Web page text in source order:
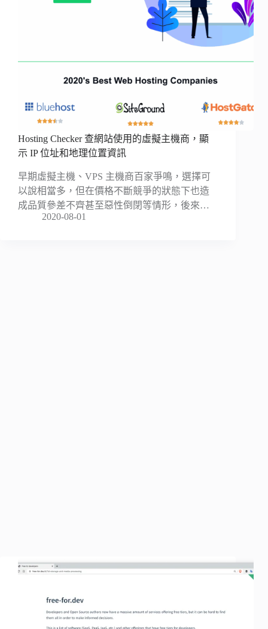
Hosting Checker 查網站使用的虛擬主機商，顯
示 IP 位址和地理位置資訊
早期虛擬主機、VPS 主機商百家爭鳴，選擇可
以說相當多，但在價格不斷競爭的狀態下也造
成品質參差不齊甚至惡性倒閉等情形，後來…
2020-08-01